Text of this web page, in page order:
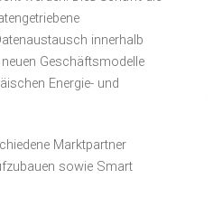
innerhalb
Geschäftsmodelle
Energie- und
Marktpartner
sowie Smart